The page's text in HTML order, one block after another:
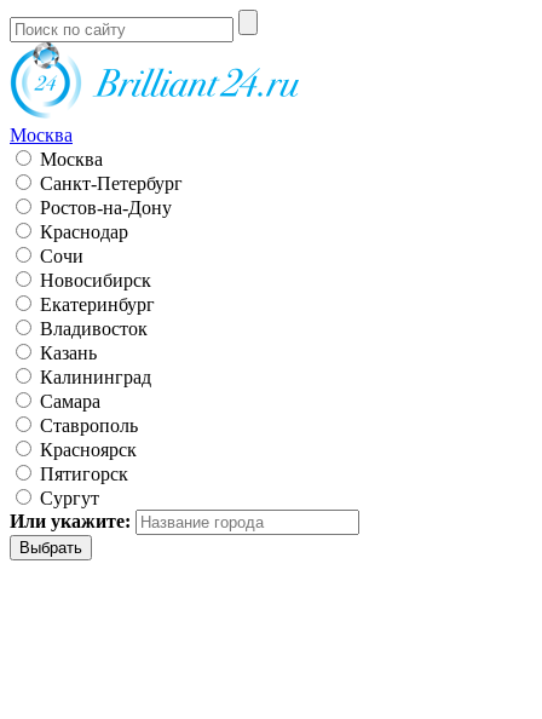
Москва
Москва
Санкт-Петербург
Ростов-на-Дону
Краснодар
Сочи
Новосибирск
Екатеринбург
Владивосток
Казань
Калининград
Самара
Ставрополь
Красноярск
Пятигорск
Сургут
Или укажите: